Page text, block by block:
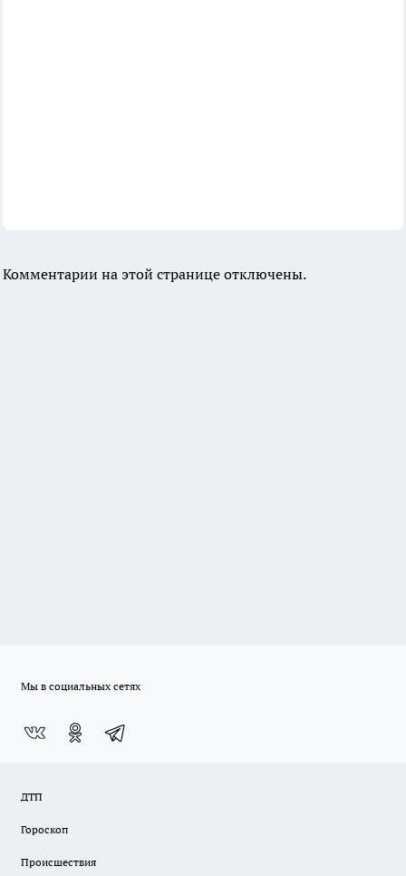
Комментарии на этой странице отключены.
Мы в социальных сетях
ДТП
Гороскоп
Происшествия